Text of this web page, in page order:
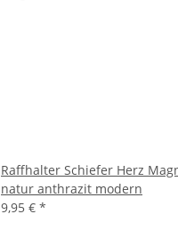
Raffhalter Schiefer Herz
natur anthrazit modern
9,95 € *